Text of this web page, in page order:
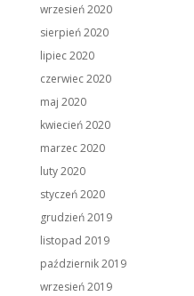
wrzesień 2020
sierpień 2020
lipiec 2020
czerwiec 2020
maj 2020
kwiecień 2020
marzec 2020
luty 2020
styczeń 2020
grudzień 2019
listopad 2019
październik 2019
wrzesień 2019